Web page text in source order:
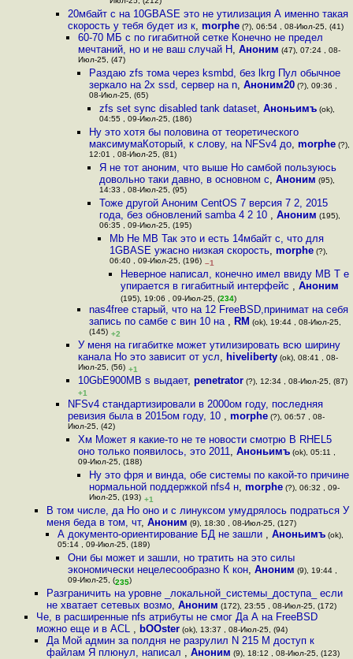
20мбайт с на 10GBASE это не утилизация А именно такая
скорость у тебя будет из к, morphe(?), 06:54 , 08-Июл-25, (41)
60-70 МБ с по гигабитной сетке Конечно не предел
мечтаний, но и не ваш случай Н,Аноним (47), 07:24 , 08-
Июл-25, (47)
Раздаю zfs тома через ksmbd, без lkrg Пул обычное
зеркало на 2x ssd, сервер на n, Аноним20(?), 09:36 ,
08-Июл-25, (65)
zfs set sync disabled tank dataset, Аноньимъ(ok),
04:55 , 09-Июл-25, (186)
Ну это хотя бы половина от теоретического
максимумаКоторый, к слову, на NFSv4 до, morphe(?),
12:01 , 08-Июл-25, (81)
Я не тот аноним, что выше Но самбой пользуюсь
довольно таки давно, в основном с, Аноним (95),
14:33 , 08-Июл-25, (95)
Тоже другой Аноним CentOS 7 версия 7 2, 2015
года, без обновлений samba 4 2 10 , Аноним (195),
06:35 , 09-Июл-25, (195)
Mb Не MB Так это и есть 14мбайт с, что для
1GBASE ужасно низкая скорость,morphe (?),
06:40 , 09-Июл-25, (196) –1
Неверное написал, конечно имел ввиду MB Т е
упирается в гигабитный интерфейс , Аноним
(195), 19:06 , 09-Июл-25, (234)
nas4free старый, что на 12 FreeBSD,принимат на себя
запись по самбе с вин 10 на , RM (ok), 19:44 , 08-Июл-25,
(145) +2
У меня на гигабитке может утилизировать всю ширину
канала Но это зависит от усл, hiveliberty (ok), 08:41 , 08-
Июл-25, (56) +1
10GbE900MB s выдает,penetrator (?), 12:34 , 08-Июл-25, (87)
+1
NFSv4 стандартизировали в 2000ом году, последняя
ревизия была в 2015ом году, 10 , morphe(?), 06:57 , 08-
Июл-25, (42)
Хм Может я какие-то не те новости смотрю В RHEL5
оно только появилось, это 2011,Аноньимъ (ok), 05:11 ,
09-Июл-25, (188)
Ну это фря и винда, обе системы по какой-то причине
нормальной поддержкой nfs4 н, morphe(?), 06:32 , 09-
Июл-25, (193) +1
В том числе, да Но оно и с линуксом умудрялось подраться У
меня беда в том, чт,Аноним (9), 18:30 , 08-Июл-25, (127)
А документо-ориентирование БД не зашли , Аноньимъ(ok),
05:14 , 09-Июл-25, (189)
Они бы может и зашли, но тратить на это силы
экономически нецелесообразно К кон, Аноним (9), 19:44 ,
09-Июл-25, (235)
Разграничить на уровне _локальной_системы_доступа_ если
не хватает сетевых возмо,Аноним (172), 23:55 , 08-Июл-25, (172)
Че, в расширенные nfs атрибуты не смог Да А на FreeBSD
можно еще и в ACL , bOOster(ok), 13:37 , 08-Июл-25, (94)
Да Мой админ за полдня не разрулил N 215 M доступ к
файлам Я плюнул, написал ,Аноним (9), 18:12 , 08-Июл-25, (123)